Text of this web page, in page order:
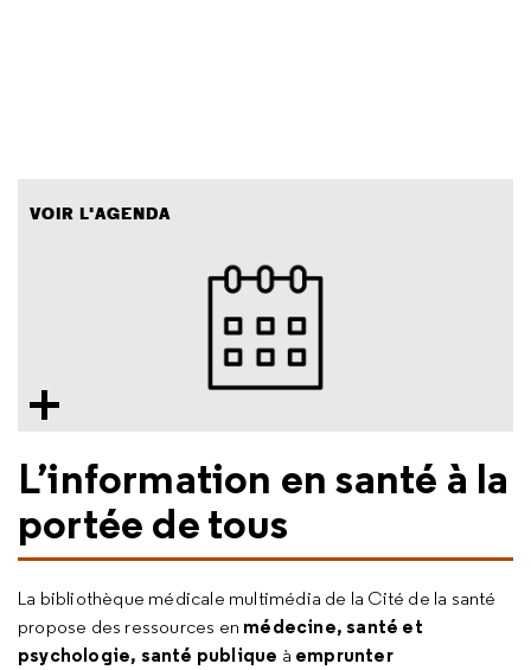
VOIR L'AGENDA
L’information en santé à la
portée de tous
La bibliothèque médicale multimédia de la Cité de la santé
propose des ressources en médecine, santé et
psychologie, santé publique à emprunter